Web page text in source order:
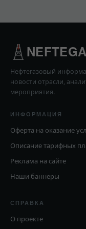
Нефтегазовый
новости отрасли,
мероприятия.
ИНФОРМАЦИЯ
Оферта на оказание
Описание тарифных
Реклама на сайте
Наши баннеры
СПРАВКА
О проекте